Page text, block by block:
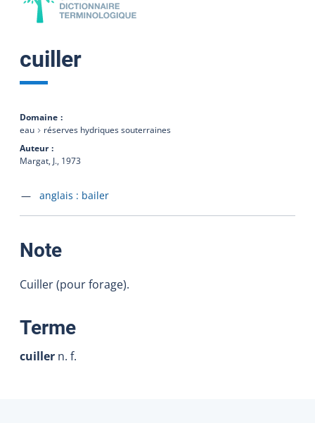
cuiller
Domaine
eau
réserves hydriques souterraines
Auteur
Margat, J., 1973
Accéder à la fiche en
anglais : bailer
Note:
Cuiller (pour forage).
Terme:
cuiller n. f.